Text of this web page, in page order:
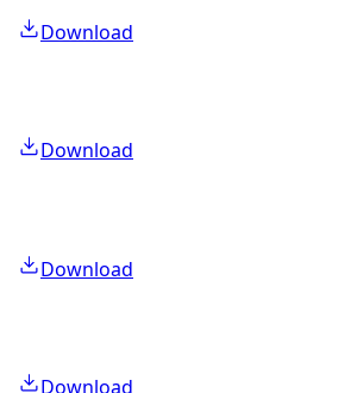
Download
Download
Download
Download